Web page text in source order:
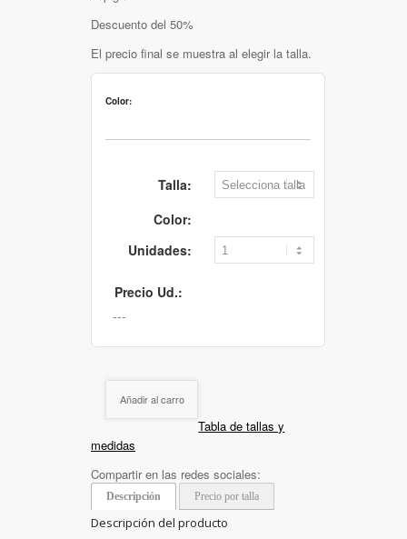
Descuento del 50%
El precio final se muestra al elegir la talla.
Color:
Talla:
Color:
Unidades:
Precio Ud.:
Añadir al carro
Tabla de tallas y
medidas
Compartir en las redes sociales:
Descripción Precio por talla
Descripción del producto